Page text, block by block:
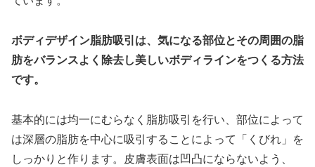
ボディデザイン脂肪吸引は、気になる部位とその周囲の脂
肪をバランスよく除去し美しいボディラインをつくる方法
です。
基本的には均一にむらなく脂肪吸引を行い、部位によって
は深層の脂肪を中心に吸引することによって「くびれ」を
しっかりと作ります。皮膚表面は凹凸にならないよう、